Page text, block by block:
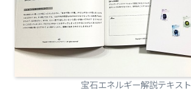
宝石エネルギー解説テキスト